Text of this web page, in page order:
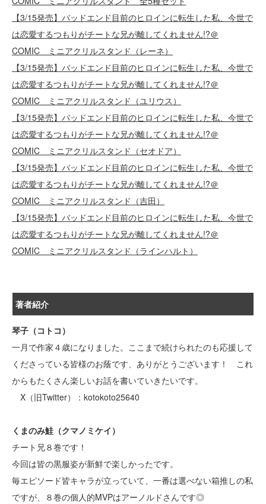
【3/15発売】バッドエンド目前のヒロインに転生した私、今世で
は恋愛するつもりがチートな兄が離してくれません!?＠
COMIC ミニアクリルスタンド（レーネ）
【3/15発売】バッドエンド目前のヒロインに転生した私、今世で
は恋愛するつもりがチートな兄が離してくれません!?＠
COMIC ミニアクリルスタンド（ユリウス）
【3/15発売】バッドエンド目前のヒロインに転生した私、今世で
は恋愛するつもりがチートな兄が離してくれません!?＠
COMIC ミニアクリルスタンド（セオドア）
【3/15発売】バッドエンド目前のヒロインに転生した私、今世で
は恋愛するつもりがチートな兄が離してくれません!?＠
COMIC ミニアクリルスタンド（吉田）
【3/15発売】バッドエンド目前のヒロインに転生した私、今世で
は恋愛するつもりがチートな兄が離してくれません!?＠
COMIC ミニアクリルスタンド（ラインハルト）
著者紹介
琴子（コトコ）
一月で作家４歳になりました。ここまで続けられたのも応援して
くださっている皆様のお蔭です、ありがとうございます！ これ
からもたくさん楽しいお話を書いていきたいです。
X（旧Twitter）：kotokoto25640
くまのみ鮭（クマノミケイ）
チート兄８巻です！
今回は皆の黒服姿が新鮮で楽しかったです。
毎エピソード皆キャラが立っていて、一番は選べない箱推しの私
ですが、８巻の個人的MVPはアーノルドさんです◎